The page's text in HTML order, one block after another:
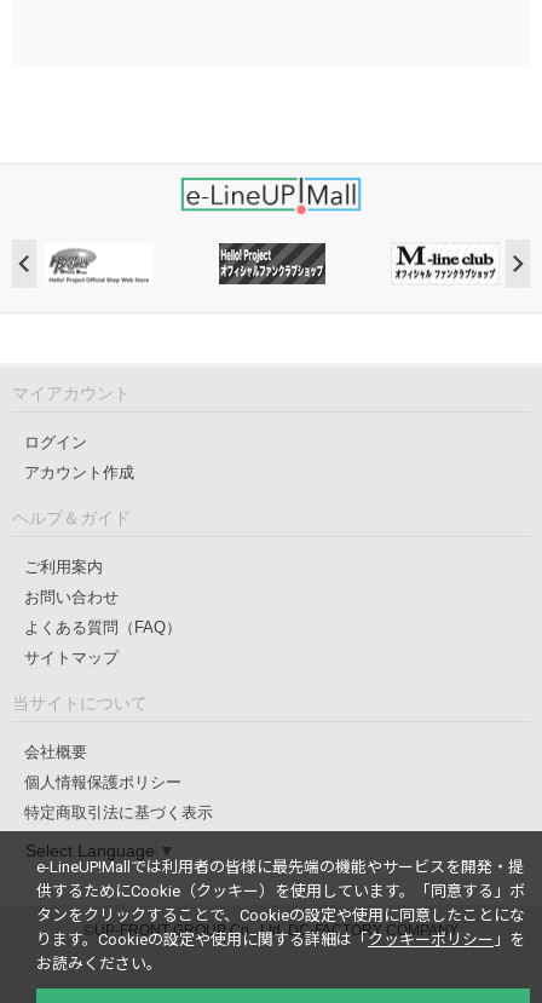
マイアカウント
ログイン
アカウント作成
ヘルプ＆ガイド
ご利用案内
お問い合わせ
よくある質問（FAQ）
サイトマップ
当サイトについて
会社概要
個人情報保護ポリシー
特定商取引法に基づく表示
Select Language ▼
©UP-FRONT GROUP Co., Ltd. DC-FACTORY COMPANY
e-LineUP!Mallでは利用者の皆様に最先端の機能やサービスを開発・提
供するためにCookie（クッキー）を使用しています。
「同意する」ボ
タンをクリックすることで、Cookieの設定や使用に同意したことにな
ります。Cookieの設定や使用に関する詳細は「 クッキーポリシー 」を
お読みください。